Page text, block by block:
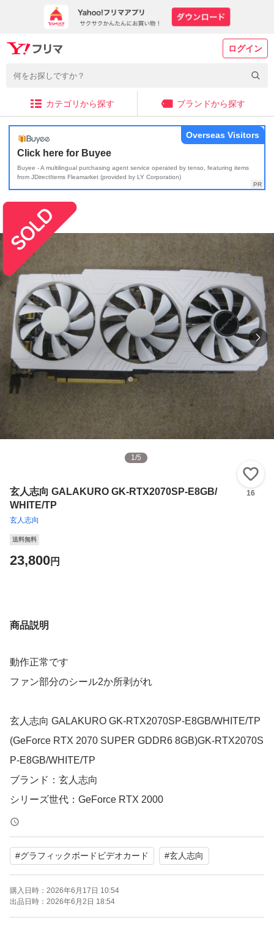
ログイン
カテゴリから探す ブランドから探す
Click here for Buyee
Buyee - A multilingual purchasing agent service operated by tenso, featuring items
from JDirectItems Fleamarket (provided by LY Corporation)
Overseas Visitors
1/5
玄人志向 GALAKURO GK-RTX2070SP-E8GB/
WHITE/TP
玄人志向
16
送料無料
23,800円
商品説明
動作正常です
ファン部分のシール2か所剥がれ
玄人志向 GALAKURO GK-RTX2070SP-E8GB/WHITE/TP
(GeForce RTX 2070 SUPER GDDR6 8GB)GK-RTX2070S
P-E8GB/WHITE/TP
ブランド：玄人志向
シリーズ世代：GeForce RTX 2000
搭載チップ（NVIDIA）：GeForce RTX 2070 SUPER
コアクロック：1815 MHz
メモリ容量：8 GB
メモリ規格：GDDR6
メモリバス：256 bit
メモリクロック：14 GHz
#グラフィックボードビデオカード #玄人志向
購入日時： 2026年6月17日 10:54
出品日時： 2026年6月2日 18:54